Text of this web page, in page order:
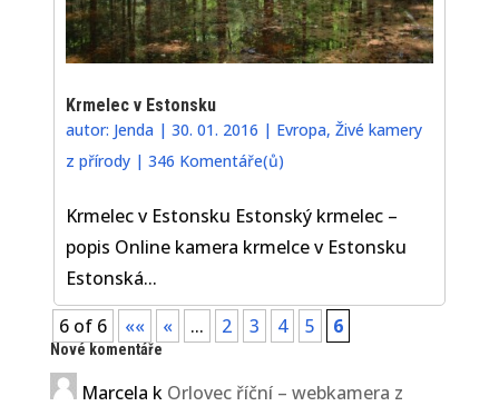
Krmelec v Estonsku
autor: Jenda |30. 01. 2016 | Evropa,Živé kamery
z přírody |346 Komentáře(ů)
Krmelec v Estonsku Estonský krmelec –
popis Online kamera krmelce v Estonsku
Estonská...
6 of 6
«« « ... 2 3 4 5 6
Nové komentáře
Marcela k Orlovec říční – webkamera z